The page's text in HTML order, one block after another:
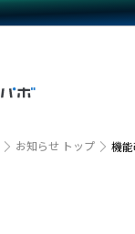
越境EC（
売上につ
顧客ロイ
開発・API
お知らせ トップ 機能